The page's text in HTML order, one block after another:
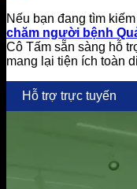
Nếu bạn đang tìm
chăm người bệnh
Cô Tấm sẵn sàng hỗ
mang lại tiện ích toàn
Hỗ trợ trực tuyến